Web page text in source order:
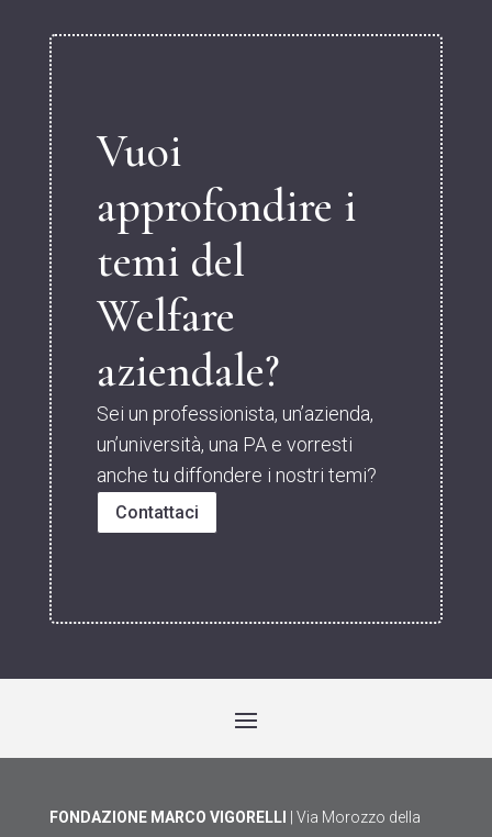
Vuoi
approfondire i
temi del
Welfare
aziendale?
Sei un professionista, un’azienda,
un’università, una PA e vorresti
anche tu diffondere i nostri temi?
Contattaci
FONDAZIONE MARCO VIGORELLI | Via Morozzo della